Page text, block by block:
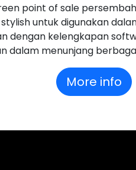
point of sale
untuk digunakan
dengan kelengkapan
dalam menunjang
More info